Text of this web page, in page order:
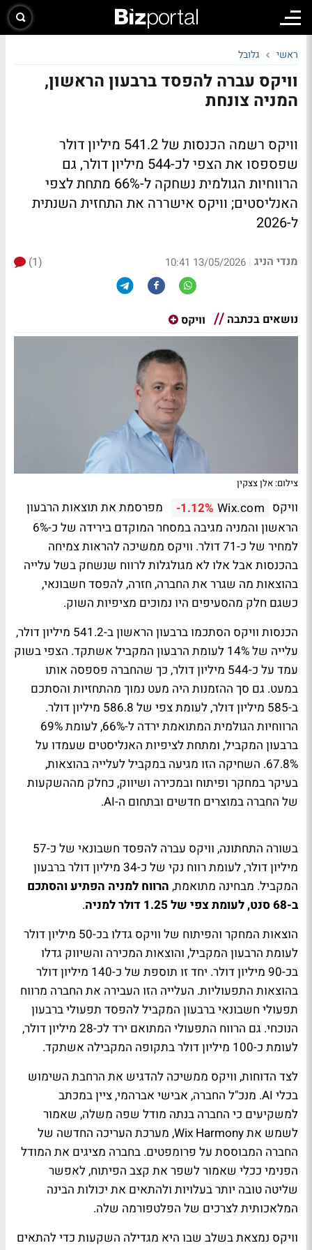
ראשי גלובל
וויקס עברה להפסד ברבעון הראשון,
המניה צונחת
וויקס רשמה הכנסות של 541.2 מיליון דולר
שפספסו את הצפי לכ-544 מיליון דולר, גם
הרווחיות הגולמית נשחקה ל-66% מתחת לצפי
האנליסטים; וויקס אישררה את התחזית השנתית
ל-2026
מנדי הניג |
13/05/2026 10:41
(1)
נושאים בכתבה וויקס
צילום: אלן צצקין
וויקס Wix.com
-1.12%
מפרסמת את תוצאות הרבעון
הראשון והמניה מגיבה במסחר המוקדם בירידה של כ-6%
למחיר של כ-71 דולר. וויקס ממשיכה להראות צמיחה
בהכנסות אבל אלו לא מגולגלות לרווח שנשחק בשל עלייה
בהוצאות מה שגרר את החברה, חזרה, להפסד חשבונאי,
כשגם חלק מהסעיפים היו נמוכים מציפיות השוק.
הכנסות וויקס הסתכמו ברבעון הראשון ב-541.2 מיליון דולר,
עלייה של 14% לעומת הרבעון המקביל אשתקד. הצפי בשוק
עמד על כ-544 מיליון דולר, כך שהחברה פספסה אותו
במעט. גם סך ההזמנות היה מעט נמוך מהתחזיות והסתכם
ב-585 מיליון דולר, לעומת צפי של 586.8 מיליון דולר.
הרווחיות הגולמית המתואמת ירדה ל-66%, לעומת 69%
ברבעון המקביל, ומתחת לציפיות האנליסטים שעמדו על
67.8%. השחיקה הזו מגיעה במקביל לעלייה בהוצאות,
בעיקר במחקר ופיתוח ובמכירה ושיווק, כחלק מההשקעות
של החברה במוצרים חדשים ובתחום ה-AI.
בשורה התחתונה, וויקס עברה להפסד חשבונאי של כ-57
מיליון דולר, לעומת רווח נקי של כ-34 מיליון דולר ברבעון
המקביל. מבחינה מתואמת, הרווח למניה הפתיע והסתכם
ב-68 סנט, לעומת צפי של 1.25 דולר למניה
.
הוצאות המחקר והפיתוח של וויקס גדלו בכ-50 מיליון דולר
לעומת הרבעון המקביל, והוצאות המכירה והשיווק גדלו
בכ-90 מיליון דולר. יחד זו תוספת של כ-140 מיליון דולר
בהוצאות התפעוליות. העלייה הזו העבירה את החברה מרווח
תפעולי חשבונאי ברבעון המקביל להפסד תפעולי ברבעון
הנוכחי. גם הרווח התפעולי המתואם ירד לכ-28 מיליון דולר,
לעומת כ-100 מיליון דולר בתקופה המקבילה אשתקד.
לצד הדוחות, וויקס ממשיכה להדגיש את הרחבת השימוש
בכלי AI. מנכ"ל החברה, אבישי אברהמי, ציין במכתב
למשקיעים כי החברה בנתה מודל שפה משלה, שאמור
לשמש את Wix Harmony, מערכת העריכה החדשה של
החברה המבוססת על פרומפטים. בחברה מציגים את המודל
הפנימי ככלי שאמור לשפר את קצב הפיתוח, לאפשר
שליטה טובה יותר בעלויות ולהתאים את יכולות הבינה
המלאכותית לצרכים של הפלטפורמה שלה.
וויקס נמצאת בשלב שבו היא מגדילה השקעות כדי להתאים